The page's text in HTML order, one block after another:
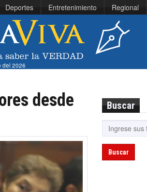
Deportes Entretenimiento Regional
del 2026
desde
Buscar
Buscar